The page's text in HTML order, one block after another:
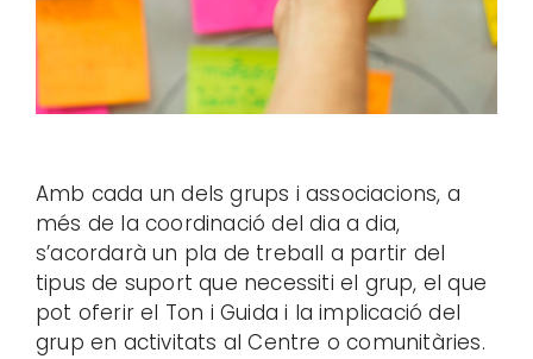
Amb cada un dels grups i associacions, a
més de la coordinació del dia a dia,
s’acordarà un pla de treball a partir del
tipus de suport que necessiti el grup, el que
pot oferir el Ton i Guida i la implicació del
grup en activitats al Centre o comunitàries.